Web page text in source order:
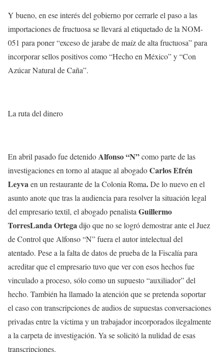
Y bueno, en ese interés del gobierno por cerrarle el paso a las
importaciones de fructuosa se llevará al etiquetado de la NOM-
051 para poner “exceso de jarabe de maíz de alta fructuosa” para
incorporar sellos positivos como “Hecho en México” y “Con
Azúcar Natural de Caña”.
La ruta del dinero
En abril pasado fue detenidoAlfonso “N”como parte de las
investigaciones en torno al ataque al abogadoCarlos Efrén
Leyvaen un restaurante de la Colonia Roma.De lo nuevo en el
asunto anote que tras la audiencia para resolver la situación legal
del empresario textil, el abogado penalista Guillermo
TorresLanda Ortegadijo que no se logró demostrar ante el Juez
de Control que Alfonso “N” fuera el autor intelectual del
atentado. Pese a la falta de datos de prueba de la Fiscalía para
acreditar que el empresario tuvo que ver con esos hechos fue
vinculado a proceso, sólo como un supuesto “auxiliador” del
hecho. También ha llamado la atención que se pretenda soportar
el caso con transcripciones de audios de supuestas conversaciones
privadas entre la víctima y un trabajador incorporados ilegalmente
a la carpeta de investigación. Ya se solicitó la nulidad de esas
transcripciones.